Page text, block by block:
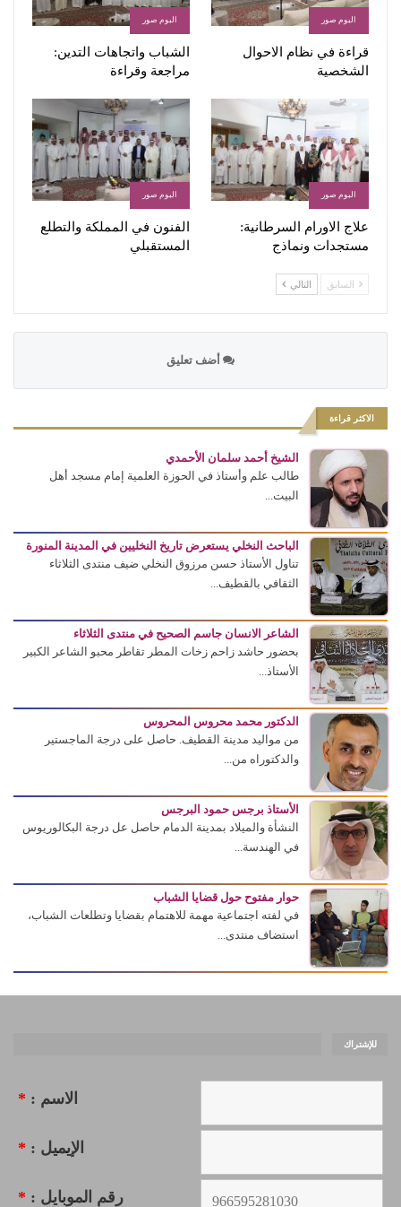
البوم صور
قراءة في نظام الاحوال
الشخصية
البوم صور
الشباب واتجاهات التدين:
مراجعة وقراءة
البوم صور
علاج الاورام السرطانية:
مستجدات ونماذج
البوم صور
الفنون في المملكة والتطلع
المستقبلي
السابق التالي
أضف تعليق
الاكثر قراءة
الشيخ أحمد سلمان الأحمدي
طالب علم وأستاذ في الحوزة العلمية إمام مسجد أهل
البيت...
الباحث النخلي يستعرض تاريخ النخليين في المدينة المنورة
تناول الأستاذ حسن مرزوق النخلي ضيف منتدى الثلاثاء
الثقافي بالقطيف...
الشاعر الانسان جاسم الصحيح في منتدى الثلاثاء
بحضور حاشد زاحم زخات المطر تقاطر محبو الشاعر الكبير
الأستاذ...
الدكتور محمد محروس المحروس
من مواليد مدينة القطيف. حاصل على درجة الماجستير
والدكتوراه من...
الأستاذ برجس حمود البرجس
النشأة والميلاد بمدينة الدمام حاصل عل درجة البكالوريوس
في الهندسة...
حوار مفتوح حول قضايا الشباب
في لفته اجتماعية مهمة للاهتمام بقضايا وتطلعات الشباب،
استضاف منتدى...
للإشتراك
الاسم : *
الإيميل : *
رقم الموبايل : *